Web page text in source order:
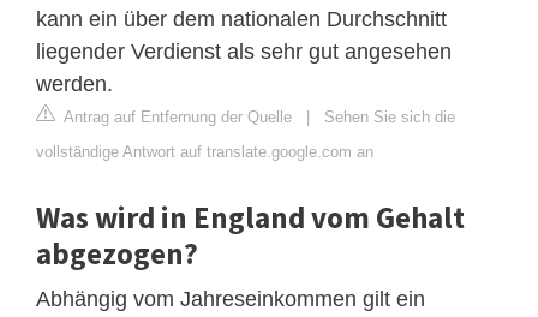
kann ein über dem nationalen Durchschnitt
liegender Verdienst als sehr gut angesehen
werden.
Antrag auf Entfernung der Quelle | Sehen Sie sich die
vollständige Antwort auf translate.google.com an
Was wird in England vom Gehalt
abgezogen?
Abhängig vom Jahreseinkommen gilt ein